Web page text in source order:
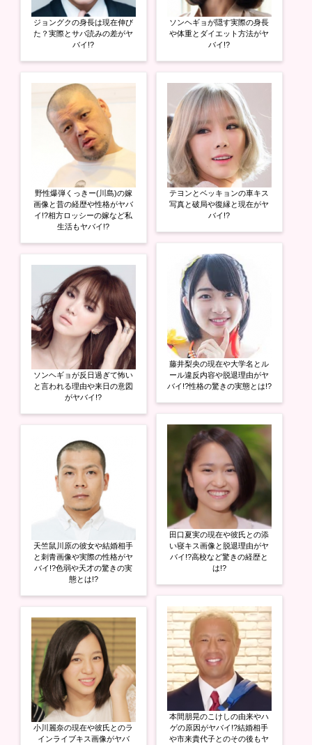
ジョングクの身長は現在伸び
た？実際とサバ読みの差がヤ
バイ!?
野性爆弾くっきー(川島)の嫁
画像と昔の経歴や性格がヤバ
イ!?相方ロッシーの嫁など私
生活もヤバイ!?
ソンヘギョが反日過ぎて怖い
と言われる理由や来日の意図
がヤバイ!?
天竺鼠川原の彼女や結婚相手
と刺青画像や実際の性格がヤ
バイ!?色弱や天才の驚きの実
態とは!?
小川麗奈の現在や彼氏とのラ
インライブキス画像がヤバ
ソンヘギョが隠す実際の身長
や体重とダイエット方法がヤ
バイ!?
テヨンとベッキョンの車キス
写真と破局や復縁と現在がヤ
バイ!?
藤井梨央の現在や大学名とル
ール違反内容や脱退理由がヤ
バイ!?性格の驚きの実態とは!?
田口夏実の現在や彼氏との添
い寝キス画像と脱退理由がヤ
バイ!?高校など驚きの経歴と
は!?
本間朋晃のこけしの由来やハ
ゲの原因がヤバイ!?結婚相手
や市来貴代子とのその後もヤ